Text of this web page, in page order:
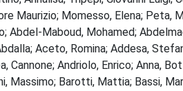
Maurizio; Momesso, Elena; Peta,
Abdel-Maboud, Mohamed;
Aceto, Romina; Addesa,
Cannone; Andriolo, Enrico; Anna,
Massimo; Barotti, Mattia; Bassi,